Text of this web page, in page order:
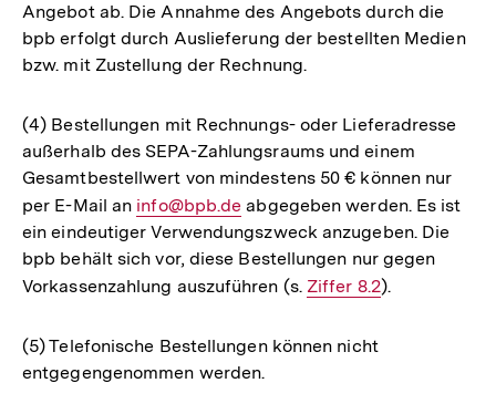
Angebot ab. Die Annahme des Angebots durch die
bpb erfolgt durch Auslieferung der bestellten Medien
bzw. mit Zustellung der Rechnung.
(4) Bestellungen mit Rechnungs- oder Lieferadresse
außerhalb des SEPA-Zahlungsraums und einem
Gesamtbestellwert von mindestens 50 € können nur
per E-Mail an E-
Mail
Link:
info@bpb.de abgegeben werden. Es ist
ein eindeutiger Verwendungszweck anzugeben. Die
bpb behält sich vor, diese Bestellungen nur gegen
Vorkassenzahlung auszuführen (s. Interner
Ziffer 8.2).
(5) Telefonische Bestellungen können nicht
entgegengenommen werden.